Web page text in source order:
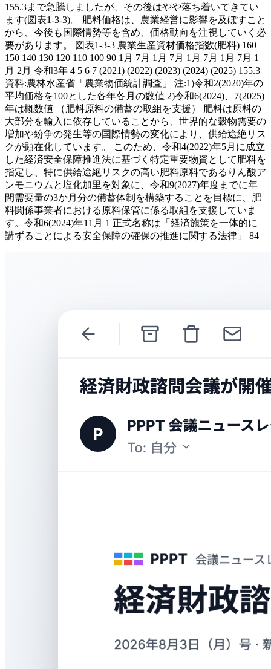
155.3まで急騰しましたが、その後はやや落ち着いてきてい
ます(図表1-3-3)。 肥料価格は、農業経営に影響を及ぼすこと
から、今後も国際情勢等を含め、価格動向を注視していく必
要があります。 図表1-3-3 農業生産資材価格指数(肥料) 160
150 140 130 120 110 100 90 1月 7月 1月 7月 1月 7月 1月 7月 1
月 2月 令和3年 4 5 6 7 (2021) (2022) (2023) (2024) (2025) 155.3
資料:農林水産省「農業物価統計調査」 注:1)令和2(2020)年の
平均価格を100とした各年各月の数値 2)令和6(2024)、7(2025)
年は概数値 （肥料原料の備蓄の取組を支援） 肥料は原料の
大部分を輸入に依存していることから、世界的な穀物需要の
増加や紛争の発生等の国際情勢の変化により、供給途絶リス
クが顕在化しています。 このため、令和4(2022)年5月に成立
した経済安全保障推進法に基づく特定重要物資として肥料を
指定し、特に供給途絶リスクの高い肥料原料であるりん酸ア
ンモニウムと塩化加里を対象に、令和9(2027)年度までに年
間需要量の3か月分の備蓄体制を構築することを目標に、肥
料関係事業者における原料保管に係る取組を支援していま
す。令和6(2024)年11月 1 正式名称は「経済施策を一体的に
講ずることによる安全保障の確保の推進に関する法律」 84